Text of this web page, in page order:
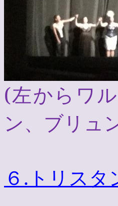
(左からワ
ン、ブリュ
６ . トリス